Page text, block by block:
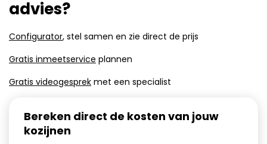
advies?
Configurator, stel samen en zie direct de prijs
Gratis inmeetservice plannen
Gratis videogesprek met een specialist
Bereken direct de kosten van jouw
kozijnen